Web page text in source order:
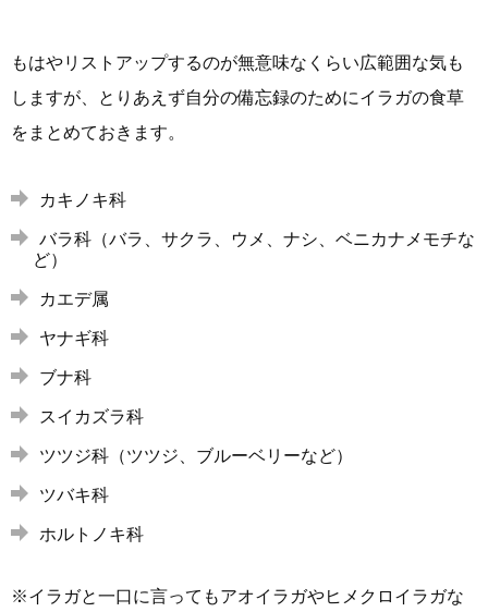
もはやリストアップするのが無意味なくらい広範囲な気も
しますが、とりあえず自分の備忘録のためにイラガの食草
をまとめておきます。
カキノキ科
バラ科（バラ、サクラ、ウメ、ナシ、ベニカナメモチな
ど）
カエデ属
ヤナギ科
ブナ科
スイカズラ科
ツツジ科（ツツジ、ブルーベリーなど）
ツバキ科
ホルトノキ科
※イラガと一口に言ってもアオイラガやヒメクロイラガな